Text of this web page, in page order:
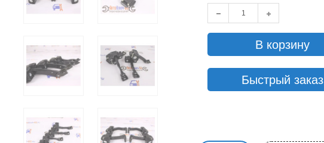
В корзину
Быстрый заказ